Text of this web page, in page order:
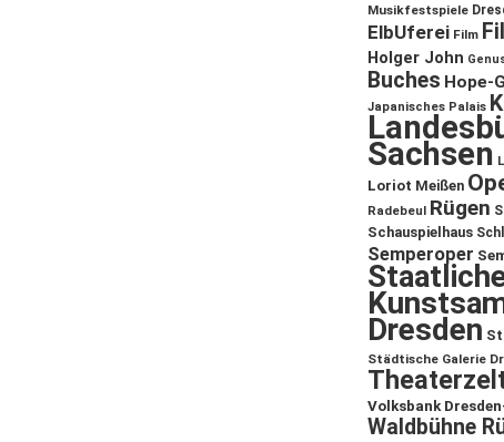
Musikfestspiele
ElbUferei Film
Holger John
Buches Hope-
Japanisches Palais
Sachsen
Loriot Meißen
Radebeul Rügen
Schauspielhaus
Semperoper
Dresden
Städtische Galerie
Volksbank
Waldbühne